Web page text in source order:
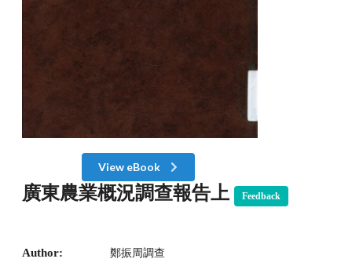
View eBook
廣東農業概況調查報告上 Feedback
Author: 鄭振周調查